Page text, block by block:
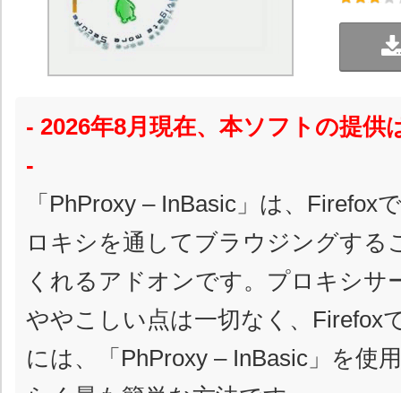
- 2026年8月現在、本ソフトの提供
-
「PhProxy – InBasic」は、Firefox
ロキシを通してブラウジングする
くれるアドオンです。プロキシサ
ややこしい点は一切なく、Firefox
には、「PhProxy – InBasic」を使